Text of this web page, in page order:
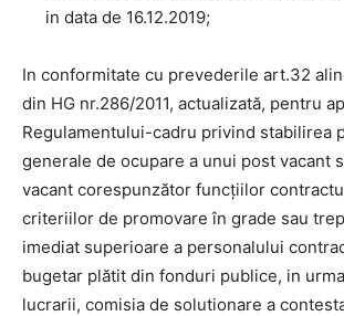
in data de 16.12.2019;
In conformitate cu prevederile art.32
din HG nr.286/2011, actualizată, pentru
Regulamentului-cadru privind stabilirea
generale de ocupare a unui post vacant
vacant corespunzător funcţiilor
criteriilor de promovare în grade sau
imediat superioare a personalului
bugetar plătit din fonduri publice, in
lucrarii, comisia de solutionare a